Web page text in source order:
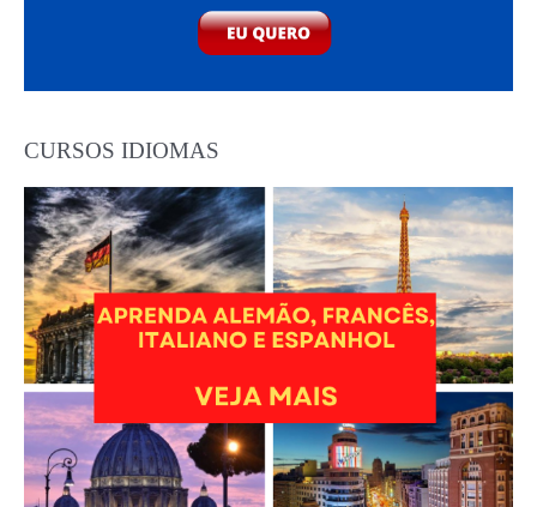
CURSOS IDIOMAS